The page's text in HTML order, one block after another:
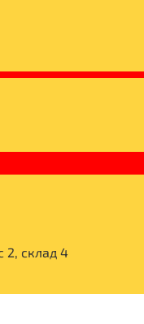
2, склад 4
здоровья